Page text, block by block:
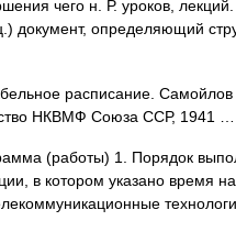
чего н. Р. уроков,
документ, определяющий
расписание.
НКВМФ Союза ССР, 1941
(работы) 1. Порядок
в котором указано время